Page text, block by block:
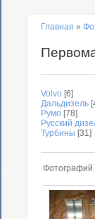
Главная »
Volvo [6]
Дальдизель
Румо [78]
Русский
Турбины [31]
Фотографий